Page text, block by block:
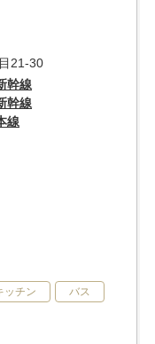
21-30
幹線
幹線
線
ッチン バス